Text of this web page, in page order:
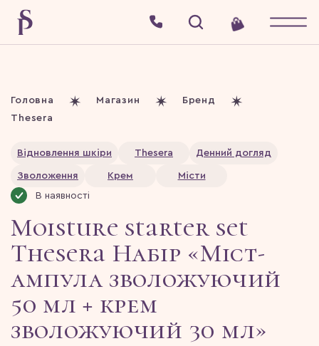
Головна Магазин
Бренд
Thesera
Відновлення шкіри Thesera Денний догляд
Зволоження Крем
Місти
В наявності
Moisture starter set
Thesera Набір «Міст-
ампула зволожуючий
50 мл + крем
зволожуючий 30 мл»